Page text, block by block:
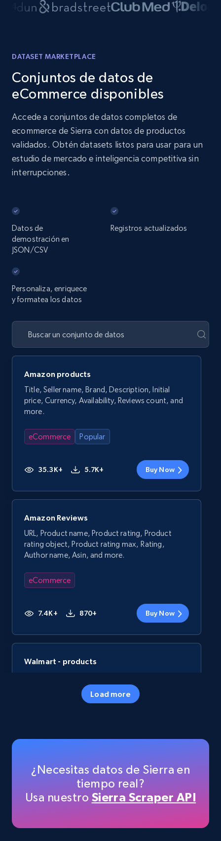
DATASET MARKETPLACE
Conjuntos de datos de
eCommerce disponibles
Accede a conjuntos de datos completos de
ecommerce de Sierra con datos de productos
validados. Obtén datasets listos para usar para un
estudio de mercado e inteligencia competitiva sin
interrupciones.
Datos de
demostración en
JSON/CSV
Registros actualizados
Personaliza, enriquece
y formatea los datos
Amazon products
Title, Seller name, Brand, Description, Initial
price, Currency, Availability, Reviews count, and
more.
eCommerce Popular
35.3K+ 5.7K+ Buy Now
Amazon Reviews
URL, Product name, Product rating, Product
rating object, Product rating max, Rating,
Author name, Asin, and more.
eCommerce
7.4K+ 870+ Buy Now
Walmart - products
Specifications, Image urls, Top reviews, and
price, Final price, Discount percent, and more.
Load more
¿Necesitas datos de Sierra en
tiempo real?
Usa nuestro Sierra Scraper API